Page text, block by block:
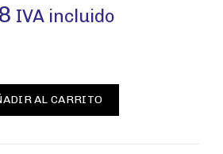
El
actual
es:
IVA incluido
rígido 25mm. cantidad
AL CARRITO